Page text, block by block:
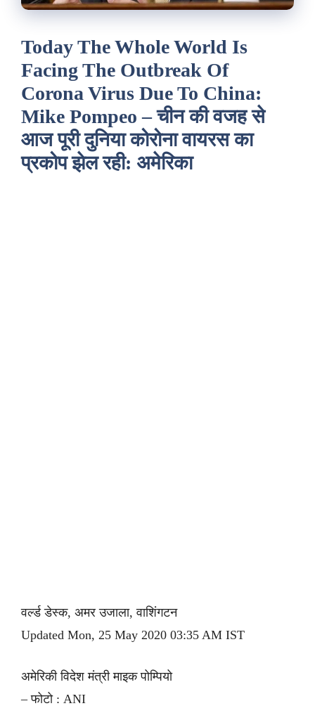
Today The Whole World Is
Facing The Outbreak Of
Corona Virus Due To China:
Mike Pompeo – चीन की वजह से
आज पूरी दुनिया कोरोना वायरस का
प्रकोप झेल रही: अमेरिका
वर्ल्ड डेस्क, अमर उजाला, वाशिंगटन
Updated Mon, 25 May 2020 03:35 AM IST
अमेरिकी विदेश मंत्री माइक पोम्पियो
– फोटो : ANI